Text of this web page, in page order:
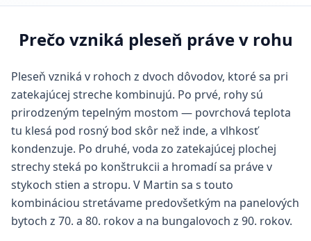
Prečo vzniká pleseň práve v rohu
Pleseň vzniká v rohoch z dvoch dôvodov, ktoré sa pri
zatekajúcej streche kombinujú. Po prvé, rohy sú
prirodzeným tepelným mostom — povrchová teplota
tu klesá pod rosný bod skôr než inde, a vlhkosť
kondenzuje. Po druhé, voda zo zatekajúcej plochej
strechy steká po konštrukcii a hromadí sa práve v
stykoch stien a stropu. V Martin sa s touto
kombináciou stretávame predovšetkým na panelových
bytoch z 70. a 80. rokov a na bungalovoch z 90. rokov.